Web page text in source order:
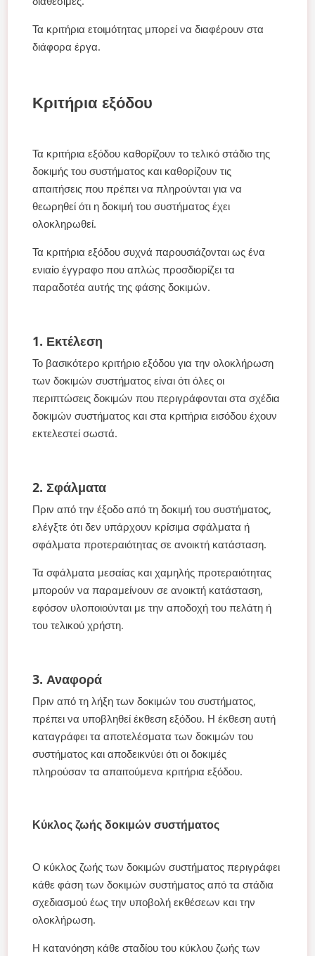
Τα κριτήρια ετοιμότητας μπορεί να διαφέρουν στα
διάφορα έργα.
Κριτήρια εξόδου
Τα κριτήρια εξόδου καθορίζουν το τελικό στάδιο της
δοκιμής του συστήματος και καθορίζουν τις
απαιτήσεις που πρέπει να πληρούνται για να
θεωρηθεί ότι η δοκιμή του συστήματος έχει
ολοκληρωθεί.
Τα κριτήρια εξόδου συχνά παρουσιάζονται ως ένα
ενιαίο έγγραφο που απλώς προσδιορίζει τα
παραδοτέα αυτής της φάσης δοκιμών.
1. Εκτέλεση
Το βασικότερο κριτήριο εξόδου για την ολοκλήρωση
των δοκιμών συστήματος είναι ότι όλες οι
περιπτώσεις δοκιμών που περιγράφονται στα σχέδια
δοκιμών συστήματος και στα κριτήρια εισόδου έχουν
εκτελεστεί σωστά.
2. Σφάλματα
Πριν από την έξοδο από τη δοκιμή του συστήματος,
ελέγξτε ότι δεν υπάρχουν κρίσιμα σφάλματα ή
σφάλματα προτεραιότητας σε ανοικτή κατάσταση.
Τα σφάλματα μεσαίας και χαμηλής προτεραιότητας
μπορούν να παραμείνουν σε ανοικτή κατάσταση,
εφόσον υλοποιούνται με την αποδοχή του πελάτη ή
του τελικού χρήστη.
3. Αναφορά
Πριν από τη λήξη των δοκιμών του συστήματος,
πρέπει να υποβληθεί έκθεση εξόδου. Η έκθεση αυτή
καταγράφει τα αποτελέσματα των δοκιμών του
συστήματος και αποδεικνύει ότι οι δοκιμές
πληρούσαν τα απαιτούμενα κριτήρια εξόδου.
Κύκλος ζωής δοκιμών συστήματος
Ο κύκλος ζωής των δοκιμών συστήματος περιγράφει
κάθε φάση των δοκιμών συστήματος από τα στάδια
σχεδιασμού έως την υποβολή εκθέσεων και την
ολοκλήρωση.
Η κατανόηση κάθε σταδίου του κύκλου ζωής των